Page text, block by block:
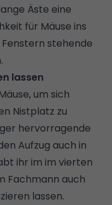
Äste eine
für Mäuse ins
stehende
lassen
um sich
Nistplatz zu
hervorragende
Aufzug auch in
ihr im im vierten
Fachmann auch
lassen.